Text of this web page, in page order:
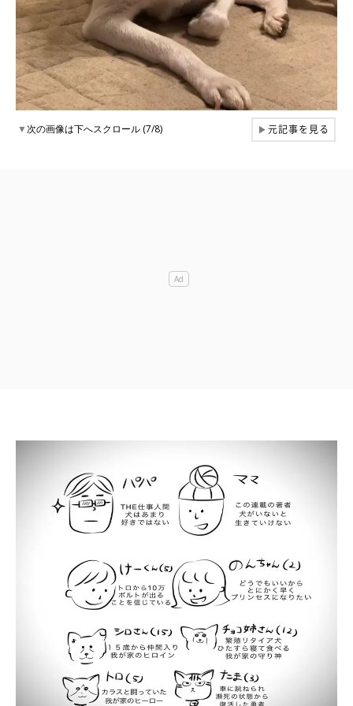
▼次の画像は下へスクロール (7/8) ▶元記事を見る